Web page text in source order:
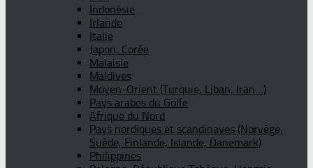
Indonésie
Irlande
Italie
Japon, Corée
Malaisie
Maldives
Moyen-Orient (Turquie, Liban, Iran…)
Pays arabes du Golfe
Afrique du Nord
Pays nordiques et scandinaves (Norvège,
Suède, Finlande, Islande, Danemark)
Philippines